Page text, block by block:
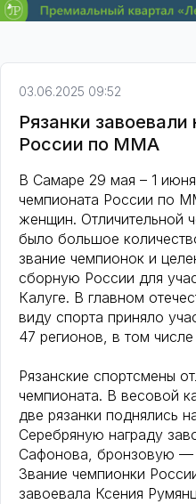
03.06.2025 09:52
Рязанки
России по ММА
В Самаре 29 мая – 1
чемпионата России по
женщин. Отличительной
было большое
звание чемпионок и
сборную России для
Калуге. В главном
виду спорта приняло
47 регионов, в том
Рязанские спортсмены
чемпионата. В весовой
две рязанки поднялись
Серебряную награду
Сафонова, бронзовую —
Звание чемпионки
завоевала Ксения